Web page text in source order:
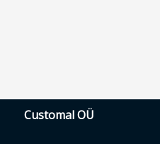
Customal OÜ